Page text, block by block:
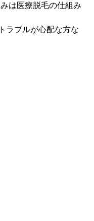
は医療脱毛の仕組み
ラブルが心配な方な